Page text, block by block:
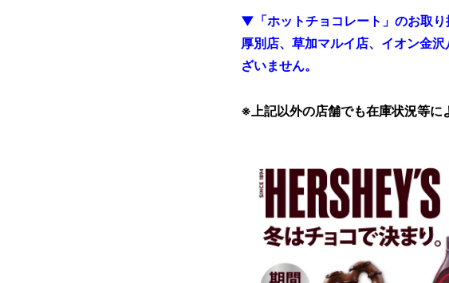
▼「ホットチョコレート」のお取
厚別店、草加マルイ店、イオン金
ざいません。
※上記以外の店舗でも在庫状況等に